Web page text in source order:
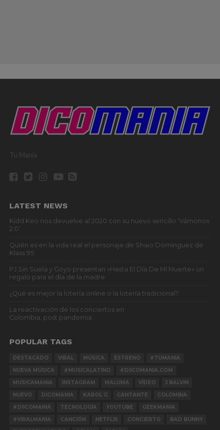
Tu Mania
LATEST NEWS
Kidd Keo nos devuelve al 2020 con su nuevo sencillo ‘Vámonos
2.0’
Quién es en la vida real el personaje de Shaio Dominguez de
Klass 95
PJ Sin Suela y Goyo presentan «Hasta El Día De Mi Muerte» un
regalo para el día de la madre
¿Qué es mejor la lotería online o la lotería tradicional?
La reactivación de los conciertos en
Colombia, post pandemia
POPULAR TAGS
DESTACADO VIRAL MÚSICA ESTRENO
#TUMANIA
NUEVA MÚSICA
#MUSICALATINO
#DIICOMANIA.COM
MUSICAMANIA
INSTAGRAM MALUMA VÍDEO
J BALVIN
NUEVO
DICOMANIA KAROL G CANTANTE
COLOMBIA
#DIICOMANIA
TECNOLOGÍA YOUTUBE
GEEKMANIA
#VIRALMANIA
CANCIÓN NETFLIX CONCIERTO
BAD BUNNY